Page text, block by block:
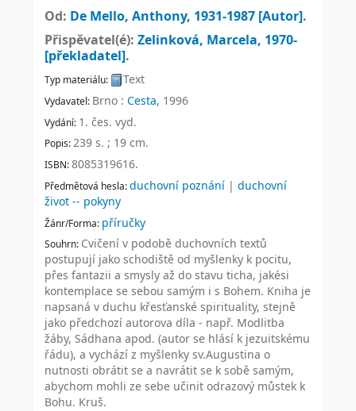
Od: De Mello, Anthony, 1931-1987 [Autor].
Přispěvatel(é): Zelinková, Marcela, 1970-
[překladatel].
Typ materiálu: Text
Vydavatel: Brno : Cesta, 1996
Vydání: 1. čes. vyd.
Popis:239 s. ; 19 cm.
ISBN:8085319616.
Předmětová hesla:duchovní poznání | duchovní
život -- pokyny
Žánr/Forma: příručky
Souhrn: Cvičení v podobě duchovních textů
postupují jako schodiště od myšlenky k pocitu,
přes fantazii a smysly až do stavu ticha, jakési
kontemplace se sebou samým i s Bohem. Kniha je
napsaná v duchu křesťanské spirituality, stejně
jako předchozí autorova díla - např. Modlitba
žáby, Sádhana apod. (autor se hlásí k jezuitskému
řádu), a vychází z myšlenky sv.Augustina o
nutnosti obrátit se a navrátit se k sobě samým,
abychom mohli ze sebe učinit odrazový můstek k
Bohu. Kruš.